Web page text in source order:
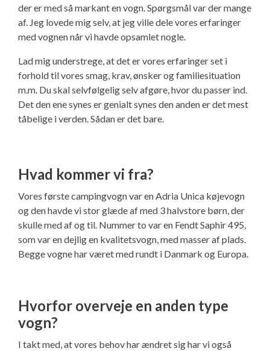
der er med så markant en vogn. Spørgsmål var der mange
af. Jeg lovede mig selv, at jeg ville dele vores erfaringer
med vognen når vi havde opsamlet nogle.
Lad mig understrege, at det er vores erfaringer set i
forhold til vores smag, krav, ønsker og familiesituation
m.m. Du skal selvfølgelig selv afgøre, hvor du passer ind.
Det den ene synes er genialt synes den anden er det mest
tåbelige i verden. Sådan er det bare.
Hvad kommer vi fra?
Vores første campingvogn var en Adria Unica køjevogn
og den havde vi stor glæde af med 3 halvstore børn, der
skulle med af og til. Nummer to var en Fendt Saphir 495,
som var en dejlig en kvalitetsvogn, med masser af plads.
Begge vogne har været med rundt i Danmark og Europa.
Hvorfor overveje en anden type
vogn?
I takt med, at vores behov har ændret sig har vi også